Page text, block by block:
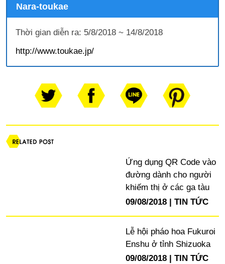
Nara-toukae
Thời gian diễn ra: 5/8/2018 ~ 14/8/2018
http://www.toukae.jp/
Ứng dụng QR Code vào
đường dành cho người
khiếm thị ở các ga tàu
09/08/2018
TIN TỨC
Lễ hội pháo hoa Fukuroi
Enshu ở tỉnh Shizuoka
09/08/2018
TIN TỨC